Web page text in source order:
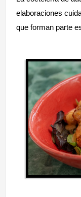
elaboraciones
que forman parte